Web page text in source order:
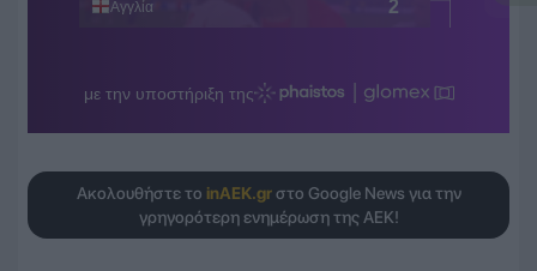
Ακολουθήστε το inAEK.grστο Google News για την
γρηγορότερη ενημέρωση της ΑΕΚ!